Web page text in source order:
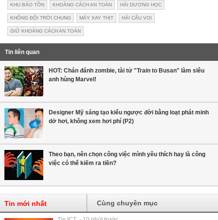
KHU BẢO TỒN KHOẢNG CÁCH AN TOÀN HẢI DƯƠNG HỌC
KHÔNG ĐỘI TRỜI CHUNG MÁY XAY THỊT HẢI CẨU VOI
GIỮ KHOẢNG CÁCH AN TOÀN
Tin liên quan
HOT: Chán đánh zombie, tài tử "Train to Busan" làm siêu
anh hùng Marvel!
Designer Mỹ sáng tạo kiểu ngược đời bằng loạt phát minh
dở hơi, không xem hơi phí (P2)
Theo bạn, nên chọn công việc mình yêu thích hay là công
việc có thể kiếm ra tiền?
Tin mới nhất Cùng chuyên mục